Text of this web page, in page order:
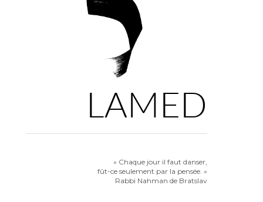
LAMED
« Chaque jour il faut danser,
fût-ce seulement par la pensée. »
Rabbi Nahman de Bratslav